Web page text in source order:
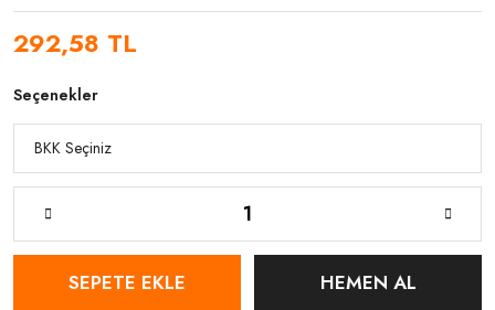
292,58 TL
Seçenekler
SEPETE EKLE HEMEN AL